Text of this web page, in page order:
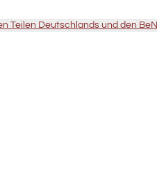
Teilen Deutschlands und den